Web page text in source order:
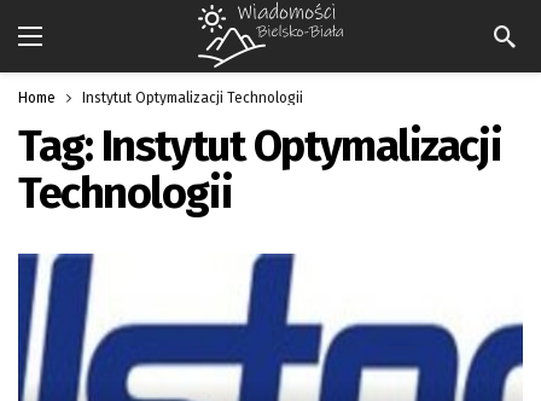
Home Instytut Optymalizacji Technologii
Tag: Instytut Optymalizacji
Technologii